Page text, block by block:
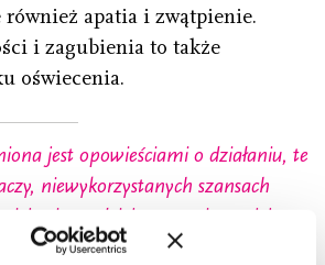
również apatia i zwątpienie.
i zagubienia to także
oświecenia.
jest opowieściami o działaniu, te
niewykorzystanych szansach
się rzadziej, a przecież są jej